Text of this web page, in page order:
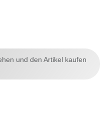
und den Artikel kaufen